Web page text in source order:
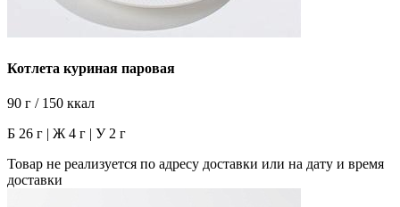
Котлета куриная паровая
90 г / 150 ккал
Б 26 г | Ж 4 г | У 2 г
Товар не реализуется по адресу доставки или на дату и время
доставки